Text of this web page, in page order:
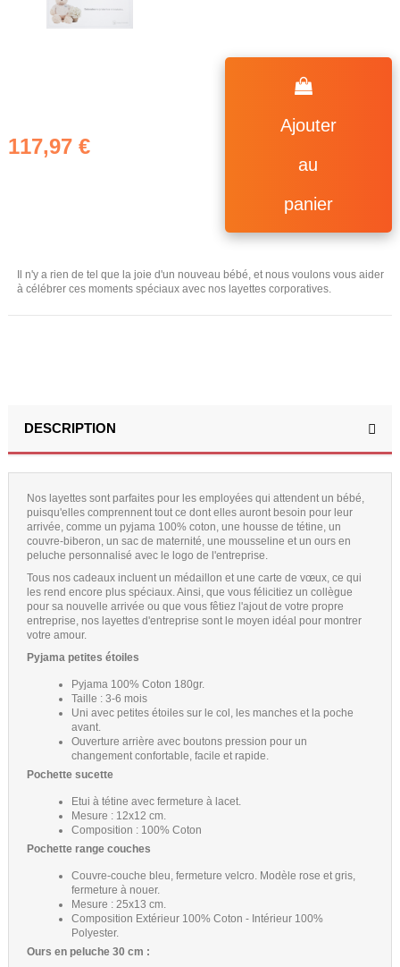
117,97 €
Ajouter
au
panier
Il n'y a rien de tel que la joie d'un nouveau bébé, et nous voulons vous aider
à célébrer ces moments spéciaux avec nos layettes corporatives.
DESCRIPTION
Nos layettes sont parfaites pour les employées qui attendent un bébé,
puisqu'elles comprennent tout ce dont elles auront besoin pour leur
arrivée, comme un pyjama 100% coton, une housse de tétine, un
couvre-biberon, un sac de maternité, une mousseline et un ours en
peluche personnalisé avec le logo de l'entreprise.
Tous nos cadeaux incluent un médaillon et une carte de vœux, ce qui
les rend encore plus spéciaux. Ainsi, que vous félicitiez un collègue
pour sa nouvelle arrivée ou que vous fêtiez l'ajout de votre propre
entreprise, nos layettes d'entreprise sont le moyen idéal pour montrer
votre amour.
Pyjama petites étoiles
Pyjama 100% Coton 180gr.
Taille : 3-6 mois
Uni avec petites étoiles sur le col, les manches et la poche
avant.
Ouverture arrière avec boutons pression pour un
changement confortable, facile et rapide.
Pochette sucette
Etui à tétine avec fermeture à lacet.
Mesure : 12x12 cm.
Composition : 100% Coton
Pochette range couches
Couvre-couche bleu, fermeture velcro. Modèle rose et gris,
fermeture à nouer.
Mesure : 25x13 cm.
Composition Extérieur 100% Coton - Intérieur 100%
Polyester.
Ours en peluche 30 cm :